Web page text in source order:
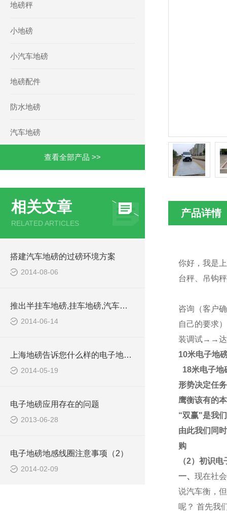
地磅秤
小地磅
小汽车地磅
地磅配件
防水地磅
汽车地磅
查看全部产品 >>
相关文章
RELATED ARTICLES
搭建汽车地磅的过磅环境方案
2014-08-06
推出半挂车地磅,挂车地磅,汽车地磅,建筑工地地磅订制产品
2014-06-14
上海地磅告诉您什么样的电子地磅不能被遥控作弊
2014-05-19
电子地磅应用存在的问题
2013-06-28
电子地磅地感线圈注意事项（2）
2014-02-09
产品详情
你好，我是
台秤、吊钩秤
咨询（客户
自己的要求
装调试→→达
10米电子地
18米电子
形势决定任
鹰衡该有的
“双赢"是我
由此我们同
购
（2）初识电
一、 现在社
说汽车衡，
呢？ 首先我